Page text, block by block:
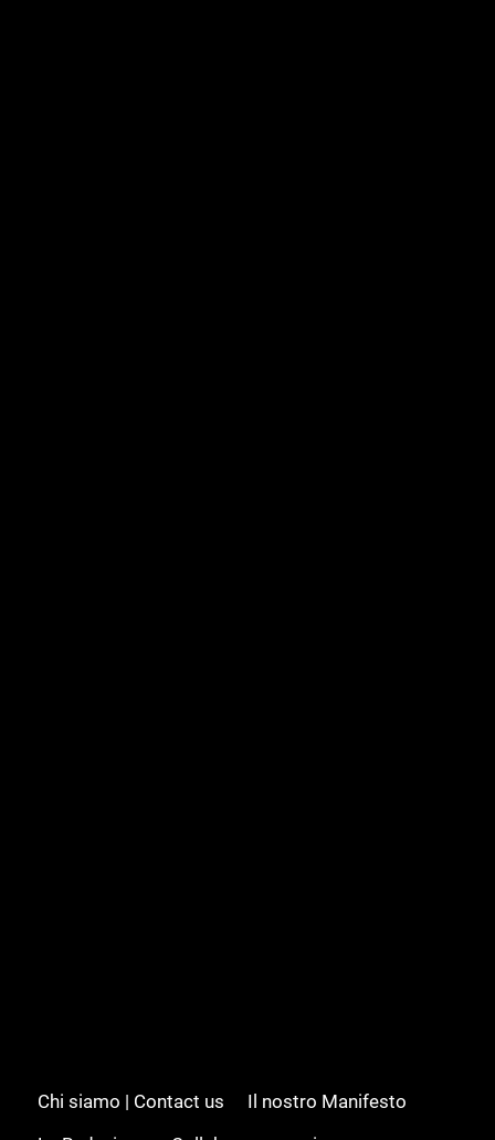
Chi siamo | Contact us
Il nostro Manifesto